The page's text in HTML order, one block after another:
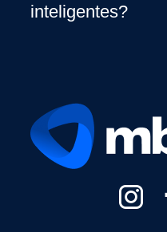
inteligentes?